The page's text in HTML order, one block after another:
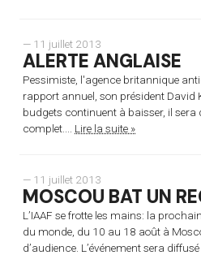
— 11 juillet 2013
ALERTE ANGLAISE
Pessimiste, l'agence britannique
rapport annuel, son président David
budgets continuent à baisser, il
complet.... Lire la suite »
— 11 juillet 2013
MOSCOU BAT UN
L’IAAF se frotte les mains: la
du monde, du 10 au 18 août à
d’audience. L’événement sera diffusé